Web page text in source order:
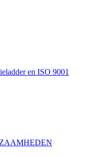
en ISO 9001